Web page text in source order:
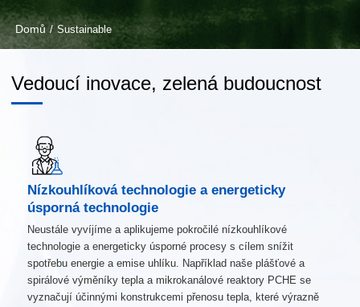
Domů / Sustainable
Vedoucí inovace, zelená budoucnost
Nízkouhlíková technologie a energeticky
úsporná technologie
Neustále vyvíjíme a aplikujeme pokročilé nízkouhlíkové
technologie a energeticky úsporné procesy s cílem snížit
spotřebu energie a emise uhlíku. Například naše plášťové a
spirálové výměníky tepla a mikrokanálové reaktory PCHE se
vyznačují účinnými konstrukcemi přenosu tepla, které výrazně